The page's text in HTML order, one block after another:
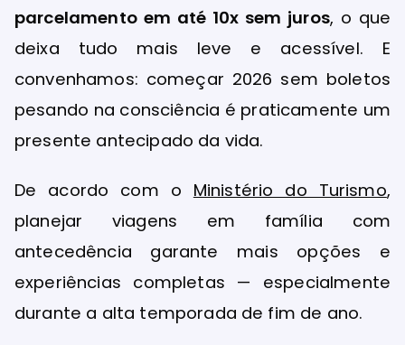
parcelamento em até 10x sem juros, o que
deixa tudo mais leve e acessível. E
convenhamos: começar 2026 sem boletos
pesando na consciência é praticamente um
presente antecipado da vida.
De acordo com o Ministério do Turismo,
planejar viagens em família com
antecedência garante mais opções e
experiências completas — especialmente
durante a alta temporada de fim de ano.